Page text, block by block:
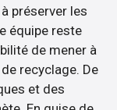
préserver les
équipe reste
de mener à
recyclage. De
et des